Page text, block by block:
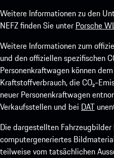
Weitere Informationen zu den
NEFZ finden Sie unter Porsche
Weitere Informationen zum
und den offiziellen spezifischen
Personenkraftwagen können dem
Kraftstoffverbrauch, die CO₂-
neuer Personenkraftwagen
Verkaufsstellen und bei DAT
Die dargestellten
computergeneriertes
teilweise vom tatsächlichen